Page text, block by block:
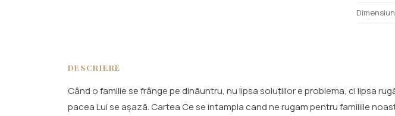
DESCRIERE
Când o familie se frânge pe dinăuntru, nu lipsa soluțiilor e problema, ci lipsa
pacea Lui se așază. Cartea Ce se intampla cand ne rugam pentru familiile